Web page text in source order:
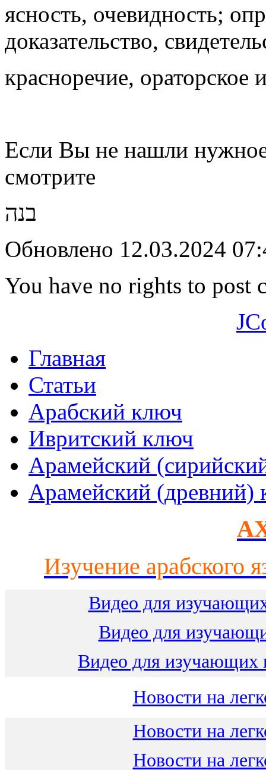
ясность, очевидность;
доказательство,
красноречие, ораторское
Если Вы не нашли нужное
смотрите
בנה
Обновлено 12.03.2024
You have no rights to post
Главная
Статьи
Арабский ключ
Ивритский ключ
Арамейский
Арамейский (древний)
Изучение арабского
Видео для
Видео для
Видео для изучающих
Новости на
Новости на
Новости на